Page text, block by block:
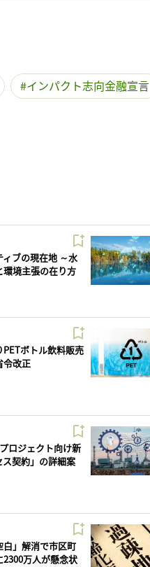
インパクト志向金融宣言
ィブの現在地 ～水
境主張の在り方
PETボトル飲料販売
令改正
ロジェクト向け新
契約」の詳細案
白」解消で市区町
万人が懸念状